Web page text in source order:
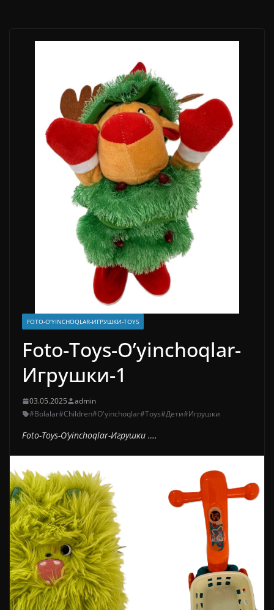
FOTO-O'YINCHOQLAR-ИГРУШКИ-TOYS
Foto-Toys-O’yinchoqlar-
Игрушки-1
03.05.2025
admin
#Bolalar#Children#O'yinchoqlar#Toys#Дети#Игрушки
Foto-Toys-O’yinchoqlar-Игрушки ….